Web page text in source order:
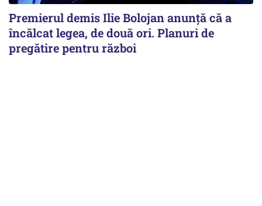
Premierul demis Ilie Bolojan anunță că a
încălcat legea, de două ori. Planuri de
pregătire pentru război